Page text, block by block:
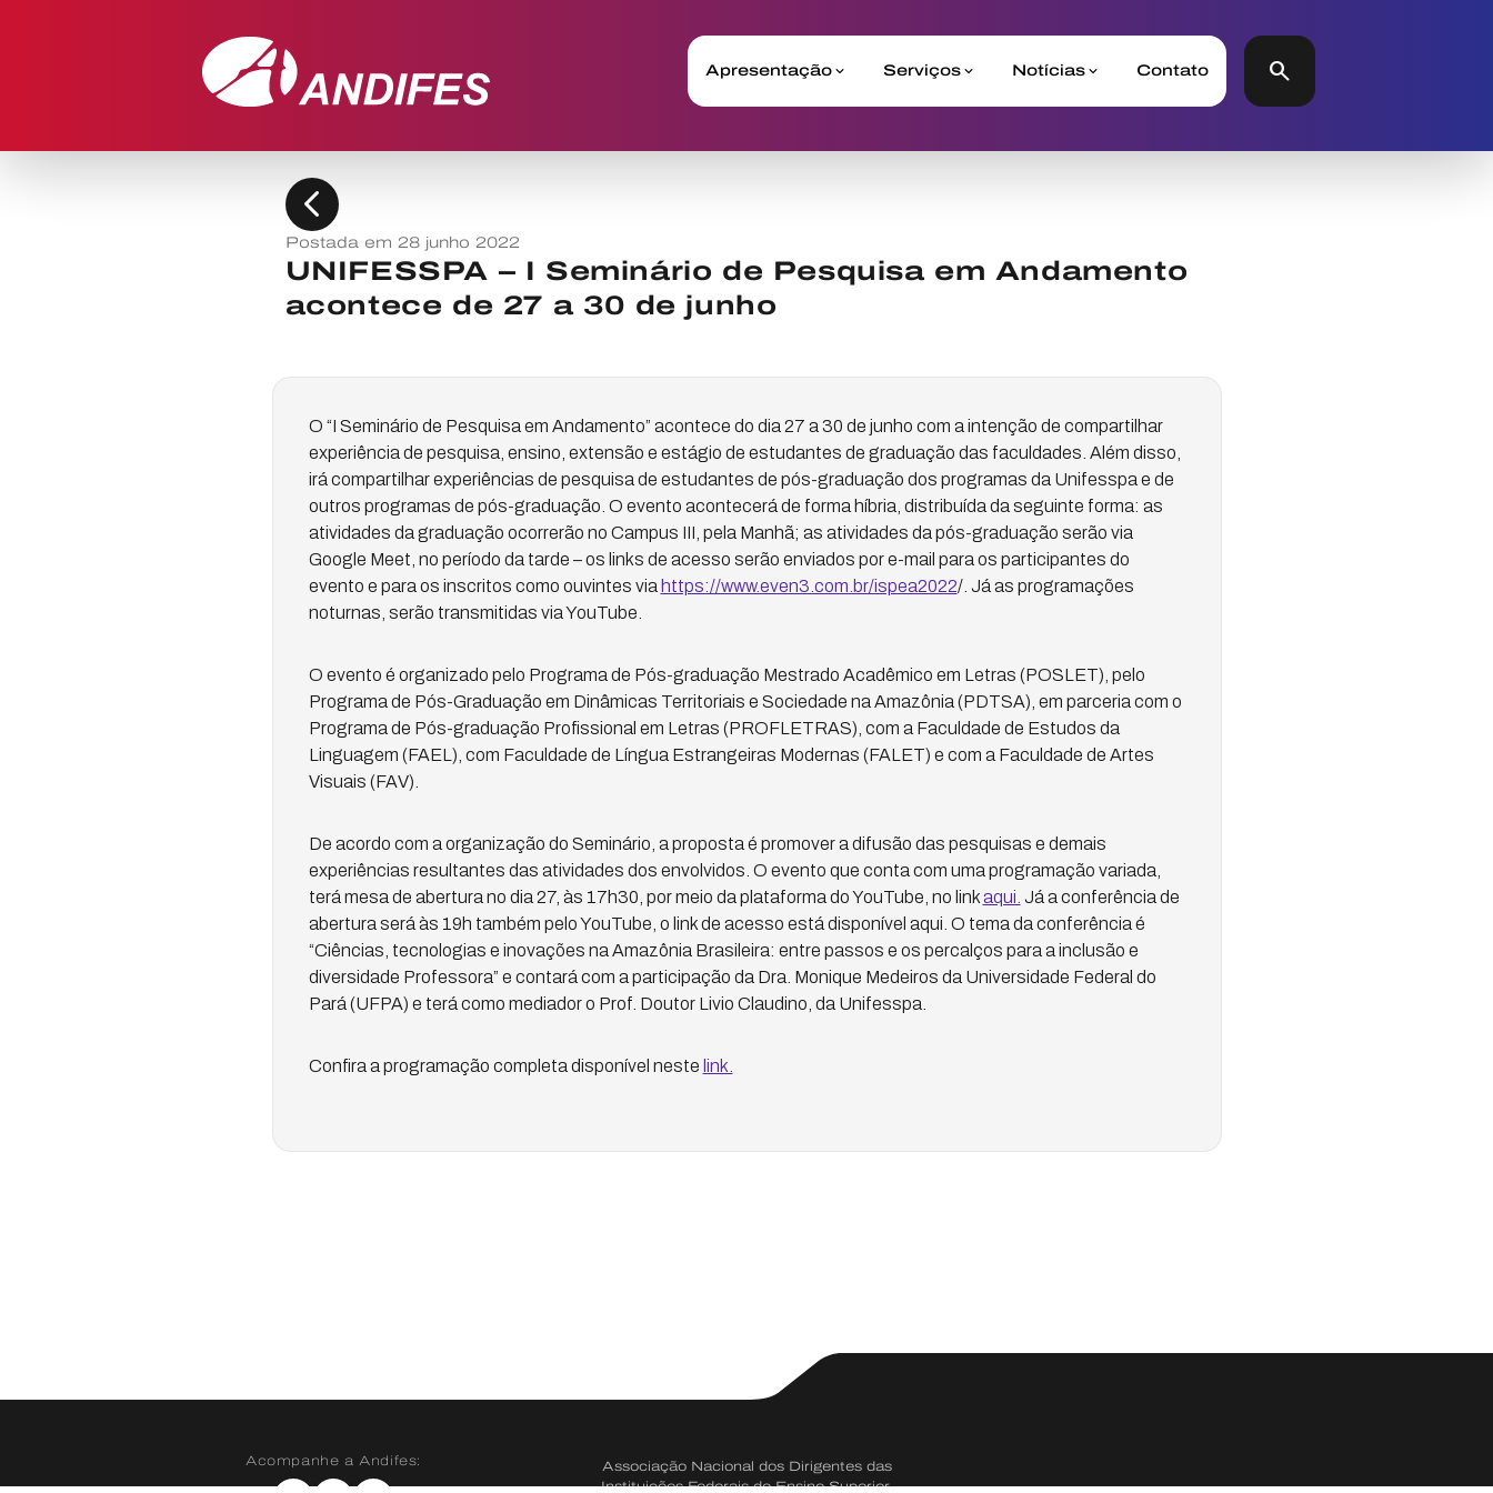
Apresentação Serviços Notícias Contato search
chevron_left
Postada em 28 junho 2022
UNIFESSPA – I Seminário de Pesquisa em Andamento
acontece de 27 a 30 de junho
O “I Seminário de Pesquisa em Andamento” acontece do dia 27 a 30 de junho com a intenção de compartilhar
experiência de pesquisa, ensino, extensão e estágio de estudantes de graduação das faculdades. Além disso,
irá compartilhar experiências de pesquisa de estudantes de pós-graduação dos programas da Unifesspa e de
outros programas de pós-graduação. O evento acontecerá de forma híbria, distribuída da seguinte forma: as
atividades da graduação ocorrerão no Campus III, pela Manhã; as atividades da pós-graduação serão via
Google Meet, no período da tarde – os links de acesso serão enviados por e-mail para os participantes do
evento e para os inscritos como ouvintes via https://www.even3.com.br/ispea2022/. Já as programações
noturnas, serão transmitidas via YouTube.
O evento é organizado pelo Programa de Pós-graduação Mestrado Acadêmico em Letras (POSLET), pelo
Programa de Pós-Graduação em Dinâmicas Territoriais e Sociedade na Amazônia (PDTSA), em parceria com o
Programa de Pós-graduação Profissional em Letras (PROFLETRAS), com a Faculdade de Estudos da
Linguagem (FAEL), com Faculdade de Língua Estrangeiras Modernas (FALET) e com a Faculdade de Artes
Visuais (FAV).
De acordo com a organização do Seminário, a proposta é promover a difusão das pesquisas e demais
experiências resultantes das atividades dos envolvidos. O evento que conta com uma programação variada,
terá mesa de abertura no dia 27, às 17h30, por meio da plataforma do YouTube, no linkaqui. Já a conferência de
abertura será às 19h também pelo YouTube, o link de acesso está disponível aqui. O tema da conferência é
“Ciências, tecnologias e inovações na Amazônia Brasileira: entre passos e os percalços para a inclusão e
diversidade Professora” e contará com a participação da Dra. Monique Medeiros da Universidade Federal do
Pará (UFPA) e terá como mediador o Prof. Doutor Livio Claudino, da Unifesspa.
Confira a programação completa disponível neste link.
Acompanhe a Andifes:
Associação Nacional dos Dirigentes das
Instituições Federais de Ensino Superior.